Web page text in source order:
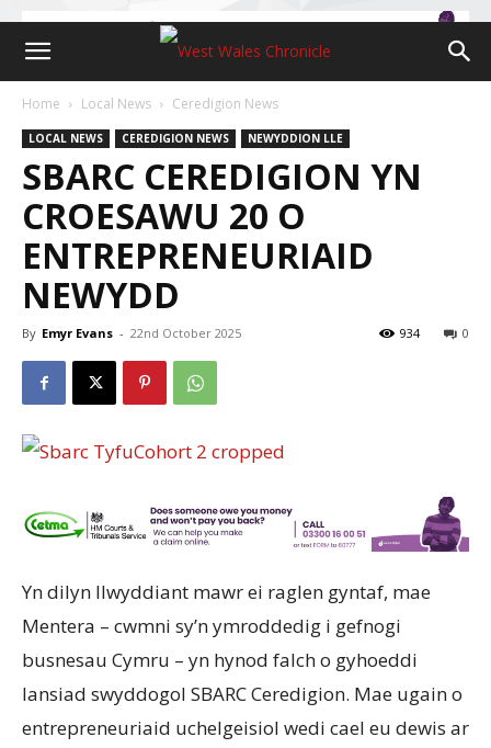
Home Local News Ceredigion News
LOCAL NEWS CEREDIGION NEWS NEWYDDION LLE
SBARC CEREDIGION YN
CROESAWU 20 O
ENTREPRENEURIAID
NEWYDD
By Emyr Evans - 22nd October 2025 0
934
Yn dilyn llwyddiant mawr ei raglen gyntaf, mae
Mentera – cwmni sy’n ymroddedig i gefnogi
busnesau Cymru – yn hynod falch o gyhoeddi
lansiad swyddogol SBARC Ceredigion. Mae ugain o
entrepreneuriaid uchelgeisiol wedi cael eu dewis ar